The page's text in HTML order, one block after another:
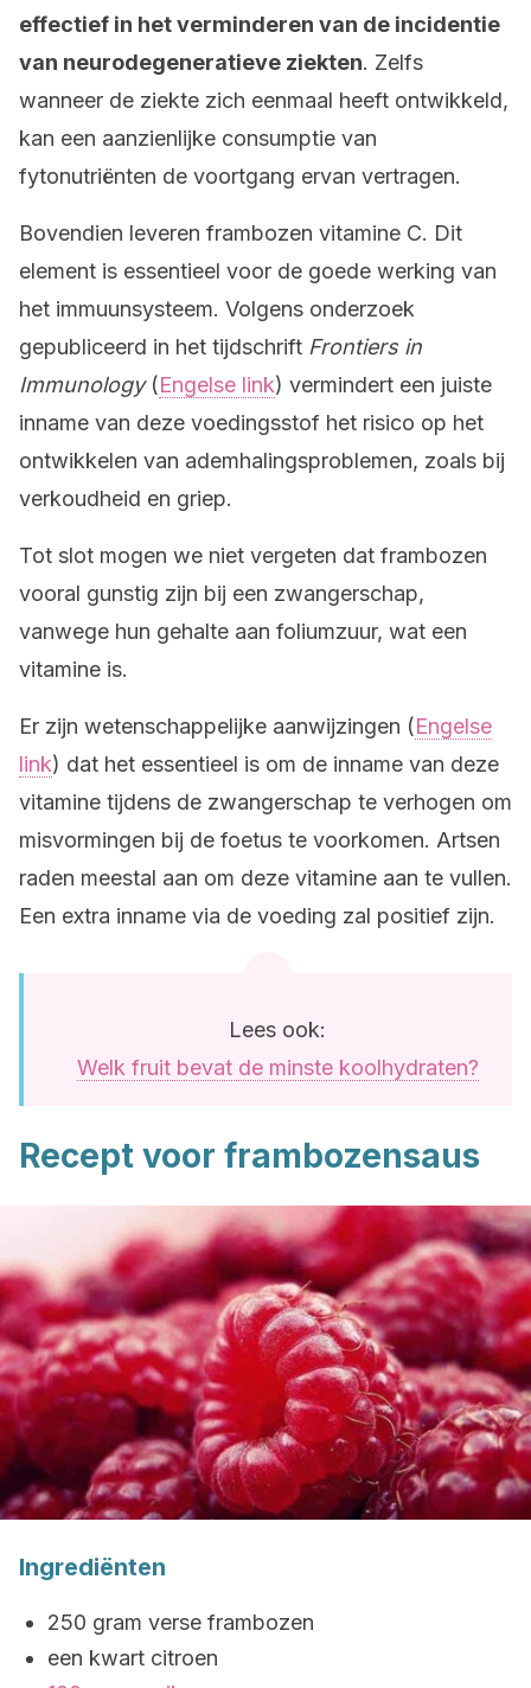
effectief in het verminderen van de incidentie
van neurodegeneratieve ziekten. Zelfs
wanneer de ziekte zich eenmaal heeft ontwikkeld,
kan een aanzienlijke consumptie van
fytonutriënten de voortgang ervan vertragen.
Bovendien leveren frambozen vitamine C. Dit
element is essentieel voor de goede werking van
het immuunsysteem. Volgens onderzoek
gepubliceerd in het tijdschrift Frontiers in
Immunology(Engelse link) vermindert een juiste
inname van deze voedingsstof het risico op het
ontwikkelen van ademhalingsproblemen, zoals bij
verkoudheid en griep.
Tot slot mogen we niet vergeten dat frambozen
vooral gunstig zijn bij een zwangerschap,
vanwege hun gehalte aan foliumzuur, wat een
vitamine is.
Er zijn wetenschappelijke aanwijzingen (Engelse
link) dat het essentieel is om de inname van deze
vitamine tijdens de zwangerschap te verhogen om
misvormingen bij de foetus te voorkomen. Artsen
raden meestal aan om deze vitamine aan te vullen.
Een extra inname via de voeding zal positief zijn.
Lees ook:
Welk fruit bevat de minste koolhydraten?
Recept voor frambozensaus
Ingrediënten
250 gram verse frambozen
een kwart citroen